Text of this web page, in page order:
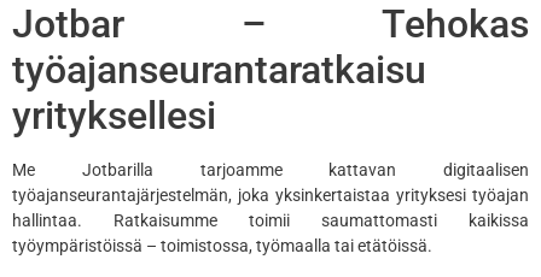
Jotbar – Tehokas
työajanseurantaratkaisu
yrityksellesi
Me Jotbarilla tarjoamme kattavan digitaalisen
työajanseurantajärjestelmän, joka yksinkertaistaa yrityksesi työajan
hallintaa. Ratkaisumme toimii saumattomasti kaikissa
työympäristöissä – toimistossa, työmaalla tai etätöissä.